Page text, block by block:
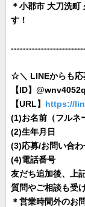
＊小郡市 大刀洗
す！
☆＼ LINEからも応
【ID】@wnv4052q
【URL】 https://
(1)お名前（フルネ
(2)生年月日
(3)応募/お問い合
(4)電話番号
友だち追加後、上
質問やご相談も受
＊営業時間外のお